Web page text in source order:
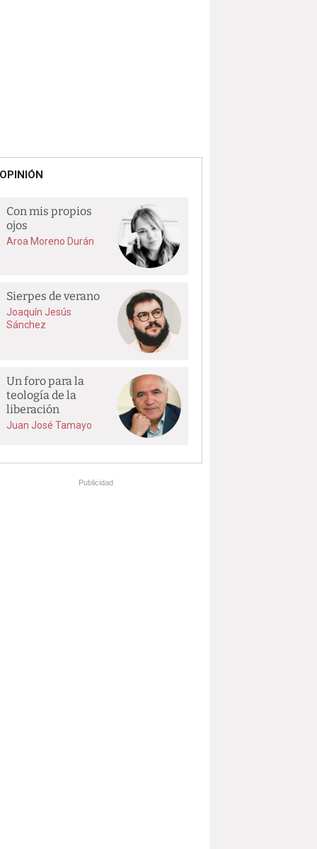
OPINIÓN
Con mis propios
ojos
Aroa Moreno Durán
Sierpes de verano
Joaquín Jesús
Sánchez
Un foro para la
teología de la
liberación
Juan José Tamayo
Publicidad